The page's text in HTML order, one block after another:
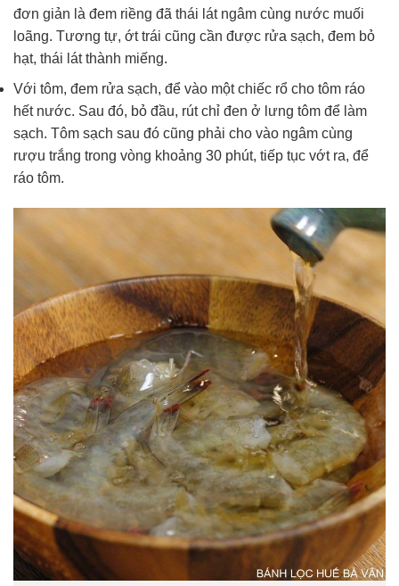
đơn giản là đem riềng đã thái lát ngâm cùng nước muối
loãng. Tương tự, ớt trái cũng cần được rửa sạch, đem bỏ
hạt, thái lát thành miếng.
Với tôm, đem rửa sạch, để vào một chiếc rổ cho tôm ráo
hết nước. Sau đó, bỏ đầu, rút chỉ đen ở lưng tôm để làm
sạch. Tôm sạch sau đó cũng phải cho vào ngâm cùng
rượu trắng trong vòng khoảng 30 phút, tiếp tục vớt ra, để
ráo tôm.